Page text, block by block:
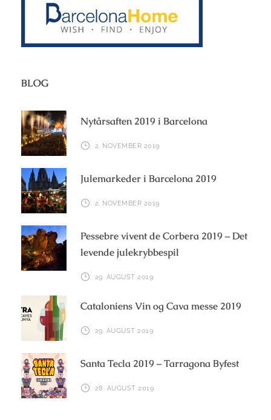
BLOG
Nytårsaften 2019 i Barcelona
2. NOVEMBER 2019
Julemarkeder i Barcelona 2019
2. NOVEMBER 2019
Pessebre vivent de Corbera 2019 – Det
levende julekrybbespil
29. AUGUST 2019
Cataloniens Vin og Cava messe 2019
29. AUGUST 2019
Santa Tecla 2019 – Tarragona Byfest
28. AUGUST 2019